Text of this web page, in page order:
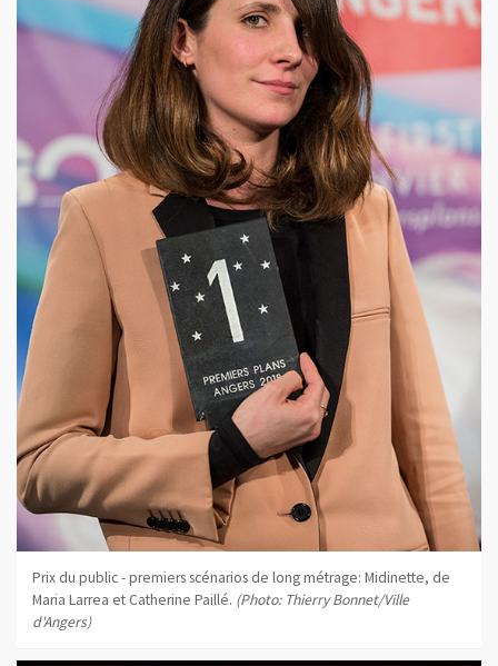
Prix du public - premiers scénarios de long métrage: Midinette, de
Maria Larrea et Catherine Paillé. (Photo: Thierry Bonnet/Ville
d'Angers)